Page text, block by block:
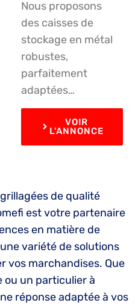
Nous proposons
des caisses de
stockage en métal
robustes,
parfaitement
adaptées…
VOIR
L'ANNONCE
de qualité
est votre partenaire
en matière de
variété de solutions
vos marchandises. Que
ou un particulier à
réponse adaptée à vos